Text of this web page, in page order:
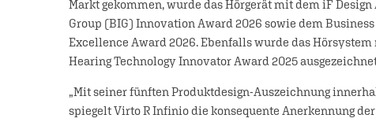
Markt gekommen, wurde das Hörgerät mit dem iF
Group (BIG) Innovation Award 2026 sowie dem
Excellence Award 2026. Ebenfalls wurde das
Hearing Technology Innovator Award 2025
„Mit seiner fünften Produktdesign-Auszeichnung
spiegelt Virto R Infinio die konsequente Anerkennung